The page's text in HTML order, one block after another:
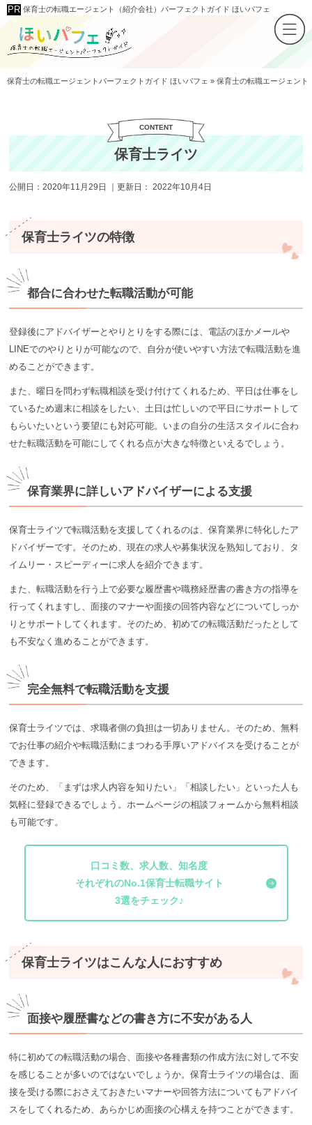
保育士の転職エージェント（紹介会社）パーフェクトガイド ほいパフェ
保育士の転職エージェントパーフェクトガイド ほいパフェ » 保育士の転職エージェント
保育士ライツ
公開日：2020年11月29日 ｜更新日：2022年10月4日
保育士ライツの特徴
都合に合わせた転職活動が可能
登録後にアドバイザーとやりとりをする際には、電話のほかメールや
LINEでのやりとりが可能なので、自分が使いやすい方法で転職活動を進
めることができます。
また、曜日を問わず転職相談を受け付けてくれるため、平日は仕事をし
ているため週末に相談をしたい、土日は忙しいので平日にサポートして
もらいたいという要望にも対応可能。いまの自分の生活スタイルに合わ
せた転職活動を可能にしてくれる点が大きな特徴といえるでしょう。
保育業界に詳しいアドバイザーによる支援
保育士ライツで転職活動を支援してくれるのは、保育業界に特化したア
ドバイザーです。そのため、現在の求人や募集状況を熟知しており、タ
イムリー・スピーディーに求人を紹介できます。
また、転職活動を行う上で必要な履歴書や職務経歴書の書き方の指導を
行ってくれますし、面接のマナーや面接の回答内容などについてしっか
りとサポートしてくれます。そのため、初めての転職活動だったとして
も不安なく進めることができます。
完全無料で転職活動を支援
保育士ライツでは、求職者側の負担は一切ありません。そのため、無料
でお仕事の紹介や転職活動にまつわる手厚いアドバイスを受けることが
できます。
そのため、「まずは求人内容を知りたい」「相談したい」といった人も
気軽に登録できるでしょう。ホームページの相談フォームから無料相談
も可能です。
口コミ数、求人数、知名度
それぞれのNo.1保育士転職サイト
3選をチェック♪
保育士ライツはこんな人におすすめ
面接や履歴書などの書き方に不安がある人
特に初めての転職活動の場合、面接や各種書類の作成方法に対して不安
を感じることが多いのではないでしょうか。保育士ライツの場合は、面
接を受ける際におさえておきたいマナーや回答方法についてもアドバイ
スをしてくれるため、あらかじめ面接の心構えを持つことができます。